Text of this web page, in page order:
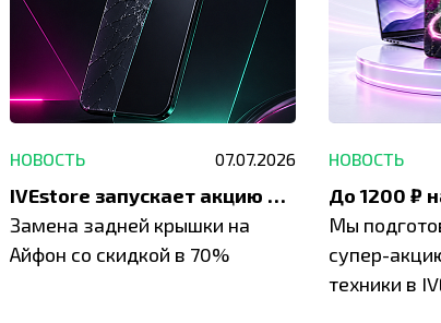
НОВОСТЬ 07.07.2026
IVEstore запускает акцию на замену заднего стекла
Замена задней крышки на
Айфон со скидкой в 70%
НОВОСТЬ
Мы
супер-
техники в